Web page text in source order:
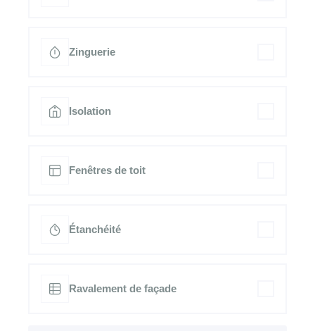
Zinguerie
Isolation
Fenêtres de toit
Étanchéité
Ravalement de façade